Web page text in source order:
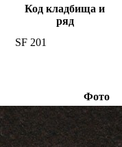
Код кладбища и
ряд
SF 201
Фото